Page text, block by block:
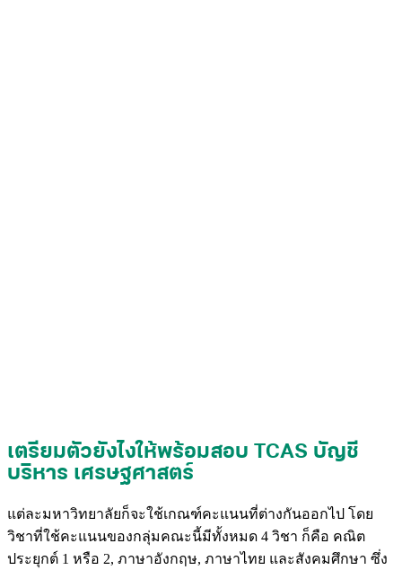
เตรียมตัวยังไงให้พร้อมสอบ TCAS บัญชี
บริหาร เศรษฐศาสตร์
แต่ละมหาวิทยาลัยก็จะใช้เกณฑ์คะแนนที่ต่างกันออกไป โดย
วิชาที่ใช้คะแนนของกลุ่มคณะนี้มีทั้งหมด 4 วิชา ก็คือ คณิต
ประยุกต์ 1 หรือ 2, ภาษาอังกฤษ, ภาษาไทย และสังคมศึกษา ซึ่ง